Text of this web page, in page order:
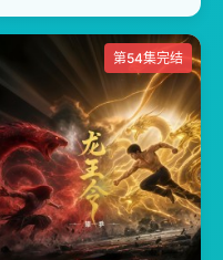
第54集完结